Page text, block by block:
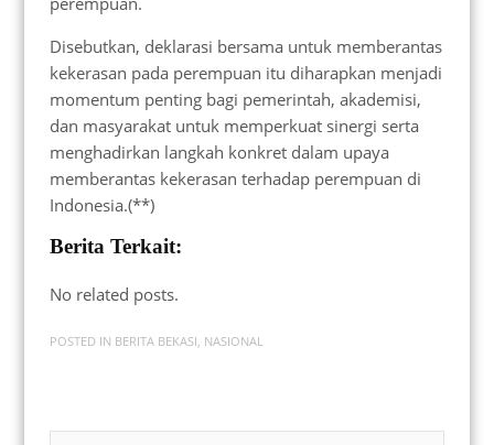
Disebutkan, deklarasi bersama untuk memberantas
kekerasan pada perempuan itu diharapkan menjadi
momentum penting bagi pemerintah, akademisi,
dan masyarakat untuk memperkuat sinergi serta
menghadirkan langkah konkret dalam upaya
memberantas kekerasan terhadap perempuan di
Indonesia.(**)
Berita Terkait:
No related posts.
POSTED IN BERITA BEKASI, NASIONAL